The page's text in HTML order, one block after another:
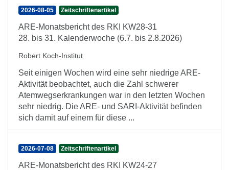
2026-08-05 Zeitschriftenartikel
ARE-Monatsbericht des RKI KW28-31
28. bis 31. Kalenderwoche (6.7. bis 2.8.2026)
Robert Koch-Institut
Seit einigen Wochen wird eine sehr niedrige ARE-
Aktivität beobachtet, auch die Zahl schwerer
Atemwegserkrankungen war in den letzten Wochen
sehr niedrig. Die ARE- und SARI-Aktivität befinden
sich damit auf einem für diese ...
2026-07-08 Zeitschriftenartikel
ARE-Monatsbericht des RKI KW24-27